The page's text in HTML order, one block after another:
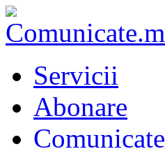
Servicii
Abonare
Comunicate